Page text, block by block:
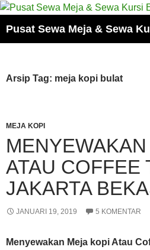
Arsip Tag: meja kopi bulat
MEJA KOPI
ATAU COFFEE
JAKARTA
JANUARI 19, 2019 5 KOMENTAR
Menyewakan Meja kopi Atau